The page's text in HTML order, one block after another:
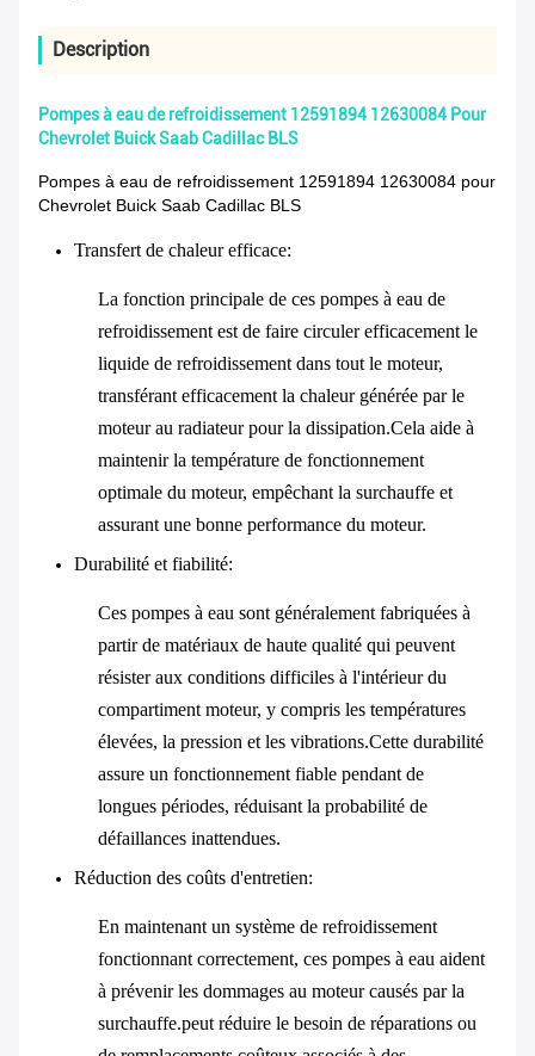
Description
Pompes à eau de refroidissement 12591894 12630084 Pour
Chevrolet Buick Saab Cadillac BLS
Pompes à eau de refroidissement 12591894 12630084 pour
Chevrolet Buick Saab Cadillac BLS
Transfert de chaleur efficace:
La fonction principale de ces pompes à eau de
refroidissement est de faire circuler efficacement le
liquide de refroidissement dans tout le moteur,
transférant efficacement la chaleur générée par le
moteur au radiateur pour la dissipation.Cela aide à
maintenir la température de fonctionnement
optimale du moteur, empêchant la surchauffe et
assurant une bonne performance du moteur.
Durabilité et fiabilité:
Ces pompes à eau sont généralement fabriquées à
partir de matériaux de haute qualité qui peuvent
résister aux conditions difficiles à l'intérieur du
compartiment moteur, y compris les températures
élevées, la pression et les vibrations.Cette durabilité
assure un fonctionnement fiable pendant de
longues périodes, réduisant la probabilité de
défaillances inattendues.
Réduction des coûts d'entretien:
En maintenant un système de refroidissement
fonctionnant correctement, ces pompes à eau aident
à prévenir les dommages au moteur causés par la
surchauffe.peut réduire le besoin de réparations ou